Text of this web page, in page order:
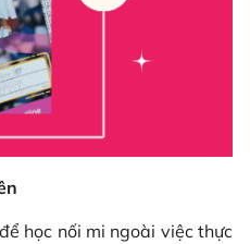
học nối mi ngoài việc thực